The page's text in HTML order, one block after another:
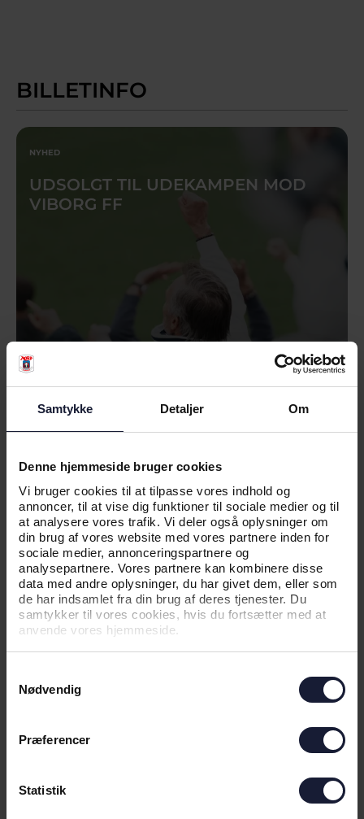
Samtykke Detaljer Om
Denne hjemmeside bruger cookies
Vi bruger cookies til at tilpasse vores indhold og
annoncer, til at vise dig funktioner til sociale medier og til
at analysere vores trafik. Vi deler også oplysninger om
din brug af vores website med vores partnere inden for
sociale medier, annonceringspartnere og
analysepartnere. Vores partnere kan kombinere disse
data med andre oplysninger, du har givet dem, eller som
de har indsamlet fra din brug af deres tjenester. Du
samtykker til vores cookies, hvis du fortsætter med at
anvende vores hjemmeside.
Nødvendig
Præferencer
Statistik
BILLETINFO
NYHED
UDSOLGT TIL UDEKAMPEN MOD
VIBORG FF
04.08.2026
EFTER EVALUERING AF FØRSTE
KAMP: OPDATEREDE
ANBEFALINGER TIL EUROPÆISK
HJEMMEBANE
03.08.2026